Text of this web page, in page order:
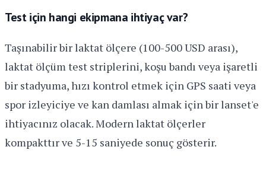
Test için hangi ekipmana ihtiyaç var?
Taşınabilir bir laktat ölçere (100-500 USD arası),
laktat ölçüm test striplerini, koşu bandı veya işaretli
bir stadyuma, hızı kontrol etmek için GPS saati veya
spor izleyiciye ve kan damlası almak için bir lanset'e
ihtiyacınız olacak. Modern laktat ölçerler
kompakttır ve 5-15 saniyede sonuç gösterir.